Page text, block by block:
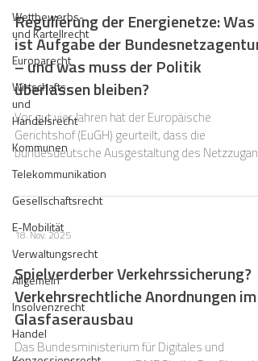
Wettbewerbs-
und Kartellrecht
Europarecht
Wirtschafts-
und
Handelsrecht
Kommunen
Telekommunikation
Gesellschaftsrecht
E-Mobilität
Verwaltungsrecht
Allgemein
Insolvenzrecht
Handel
Regulierung der Energienetze: Was
ist Aufgabe der Bundesnetzagentur
– und was muss der Politik
überlassen bleiben?
Vor gut vier Jahren hat der Europäische
Gerichtshof (EuGH) geurteilt, dass die
bundesdeutsche Ausgestaltung des
und der Entgeltregulierung durch detaillierte
Strom-/GasNEV) unionsrechtswidrig sei. Der
EuGH forderte die „völlige Unabhängigkeit“ der
nationalen Regulierungsbehörden ein.
18. Nov. 2025
Spielverderber Verkehrssicherung?
Verkehrsrechtliche Anordnungen im
Glasfaserausbau
Das Bundesministerium für Digitales und